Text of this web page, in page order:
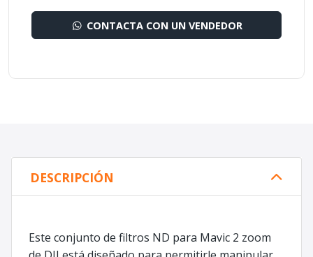
CONTACTA CON UN VENDEDOR
DESCRIPCIÓN
Este conjunto de filtros ND para Mavic 2 zoom